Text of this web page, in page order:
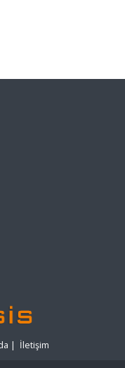
| İletişim